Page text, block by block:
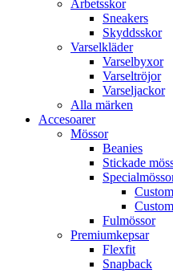
Arbetsskor
Sneakers
Skyddsskor
Varselkläder
Varselbyxor
Varseltröjor
Varseljackor
Alla märken
Accesoarer
Mössor
Beanies
Stickade
Fulmössor
Premiumkepsar
Flexfit
Snapback